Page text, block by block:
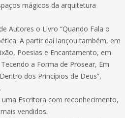
mágicos da arquitetura
Autores o Livro “Quando Fala o
A partir daí lançou também, em
Poesias e Encantamento, em
a Forma de Prosear, Em
dos Princípios de Deus”,
Escritora com reconhecimento,
vendidos.